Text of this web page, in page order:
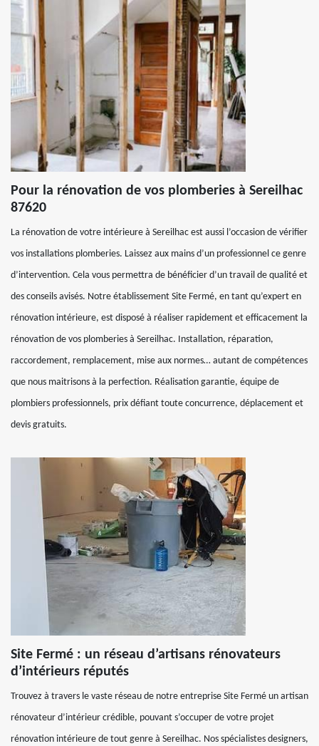
Pour la rénovation de vos plomberies à Sereilhac
87620
La rénovation de votre intérieure à Sereilhac est aussi l’occasion de vérifier
vos installations plomberies. Laissez aux mains d’un professionnel ce genre
d’intervention. Cela vous permettra de bénéficier d’un travail de qualité et
des conseils avisés. Notre établissement Site Fermé, en tant qu’expert en
rénovation intérieure, est disposé à réaliser rapidement et efficacement la
rénovation de vos plomberies à Sereilhac. Installation, réparation,
raccordement, remplacement, mise aux normes… autant de compétences
que nous maitrisons à la perfection. Réalisation garantie, équipe de
plombiers professionnels, prix défiant toute concurrence, déplacement et
devis gratuits.
Site Fermé : un réseau d’artisans rénovateurs
d’intérieurs réputés
Trouvez à travers le vaste réseau de notre entreprise Site Fermé un artisan
rénovateur d’intérieur crédible, pouvant s’occuper de votre projet
rénovation intérieure de tout genre à Sereilhac. Nos spécialistes designers,